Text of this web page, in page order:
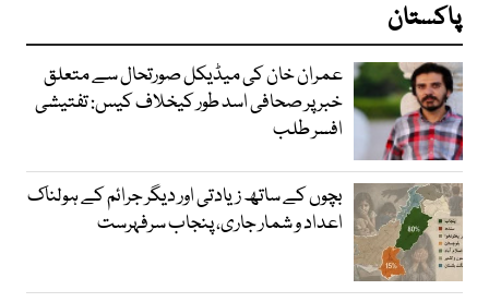
پاکستان
عمران خان کی میڈیکل صورتحال سے متعلق
خبر پر صحافی اسد طور کیخلاف کیس: تفتیشی
افسر طلب
بچوں کے ساتھ زیادتی اور دیگر جرائم کے ہولناک
اعداد و شمار جاری، پنجاب سرفہرست